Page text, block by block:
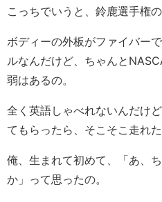
こっちでいうと、鈴鹿選手権
ボディーの外板がファイバー
ルなんだけど、ちゃんと
弱はあるの。
全く英語しゃべれないんだけ
てもらったら、そこそこ走れた
俺、生まれて初めて、「あ、
か」って思ったの。